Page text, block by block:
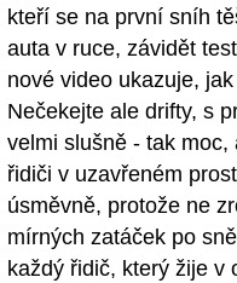
kteří se na první sníh
auta v ruce, závidět
nové video ukazuje,
Nečekejte ale drifty, s
velmi slušně - tak
řidiči v uzavřeném
úsměvně, protože ne
mírných zatáček po
každý řidič, který žije v